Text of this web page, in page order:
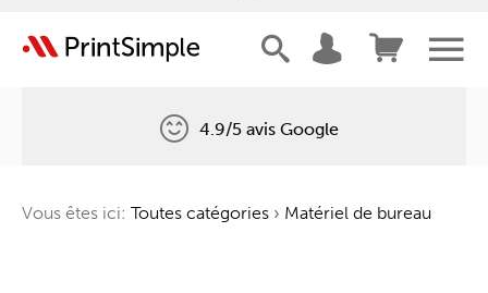
4.9/5 avis Google
Vous êtes ici: Toutes catégories › Matériel de bureau